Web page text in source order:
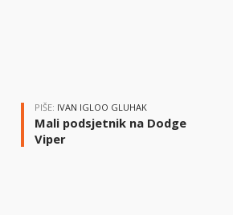
PIŠE: IVAN IGLOO GLUHAK
Mali podsjetnik na Dodge
Viper